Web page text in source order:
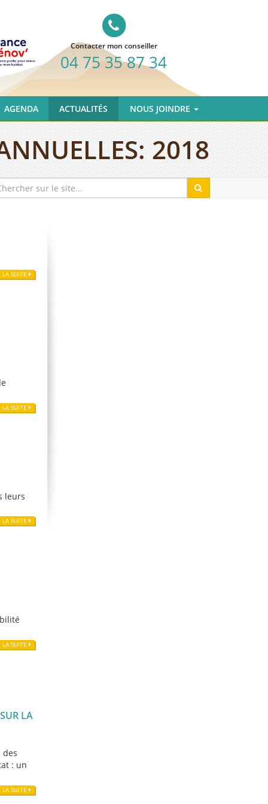
Contacter mon conseiller
04 75 35 87 34
AGENDA ACTUALITÉS NOUS JOINDRE
2018
LA SUITE
LA SUITE
leurs
LA SUITE
LA SUITE
LA
: un
LA SUITE